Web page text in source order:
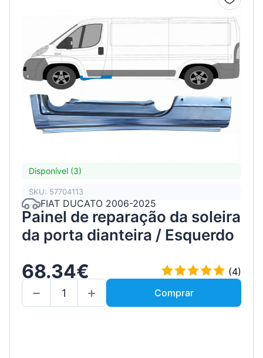
Disponível (3)
SKU: 57704113
FIAT DUCATO 2006-2025
Painel de reparação da soleira
da porta dianteira / Esquerdo
68.34€
(4)
Comprar